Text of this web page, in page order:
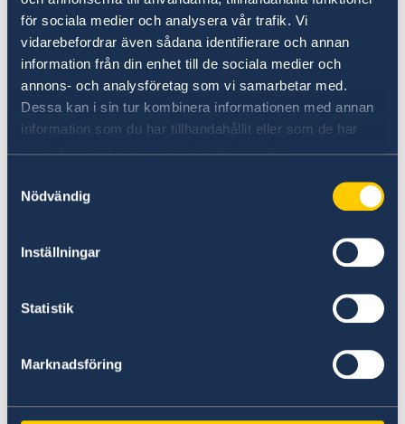
för sociala medier och analysera vår trafik. Vi
vidarebefordrar även sådana identifierare och annan
information från din enhet till de sociala medier och
annons- och analysföretag som vi samarbetar med.
Dessa kan i sin tur kombinera informationen med annan
information som du har tillhandahållit eller som de har
samlat in när du har använt deras tjänster.
Nödvändig
Inställningar
Statistik
Marknadsföring
representative for those who need a visa before
travelling to Sweden.
Visa applicants are advised to contact the
Embassy of Belgium in Kingston.
Tel: +1 876 906 18 15 Fax: +1 876 906 59 43
Webb site: